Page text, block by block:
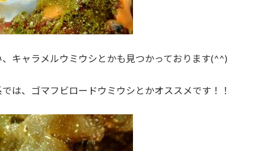
キャラメルウミウシとかも見つかっております(^^)
は、ゴマフビロードウミウシとかオススメです！！